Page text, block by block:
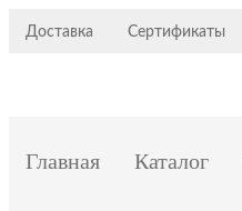
Доставка Сертификаты
Главная Каталог